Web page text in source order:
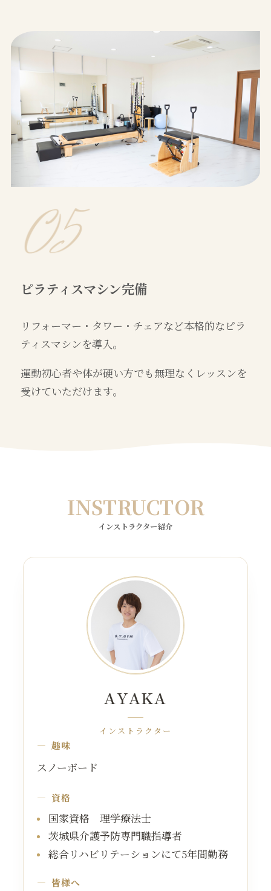
ピラティスマシン完備
リフォーマー・タワー・チェアなど本格的なピラ
ティスマシンを導入。
運動初心者や体が硬い方でも無理なくレッスンを
受けていただけます。
INSTRUCTOR
インストラクター紹介
AYAKA
インストラクター
趣味
スノーボード
資格
国家資格 理学療法士
茨城県介護予防専門職指導者
総合リハビリテーションにて5年間勤務
皆様へ